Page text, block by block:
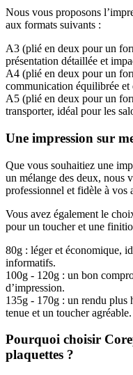
Nous vous proposons
aux formats suivants :
A3 (plié en deux pour un
présentation détaillée et
A4 (plié en deux pour un
communication équilibrée et
A5 (plié en deux pour un
transporter, idéal pour les
Une impression sur
Que vous souhaitiez une
un mélange des deux, nous
professionnel et fidèle à vos
Vous avez également le
pour un toucher et une
80g : léger et économique,
informatifs.
100g - 120g : un bon
d’impression.
135g - 170g : un rendu plus
tenue et un toucher agréable.
Pourquoi choisir
plaquettes ?